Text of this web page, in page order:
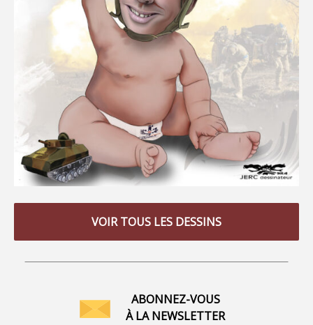
VOIR TOUS LES DESSINS
ABONNEZ-VOUS
À LA NEWSLETTER